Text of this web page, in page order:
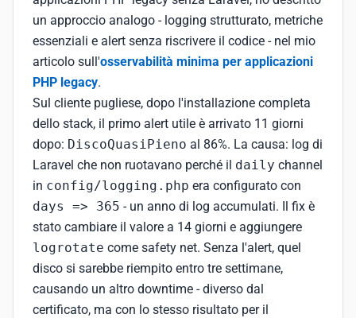
un approccio analogo - logging strutturato, metriche
essenziali e alert senza riscrivere il codice - nel mio
articolo sull'osservabilità minima per applicazioni
PHP legacy.
Sul cliente pugliese, dopo l'installazione completa
dello stack, il primo alert utile è arrivato 11 giorni
dopo: DiscoQuasiPieno al 86%. La causa: log di
Laravel che non ruotavano perché il daily channel
in config/logging.php era configurato con
days => 365 - un anno di log accumulati. Il fix è
stato cambiare il valore a 14 giorni e aggiungere
logrotate come safety net. Senza l'alert, quel
disco si sarebbe riempito entro tre settimane,
causando un altro downtime - diverso dal
certificato, ma con lo stesso risultato per il